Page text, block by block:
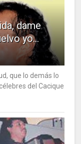
dame
yo…
que lo demás lo
del Cacique